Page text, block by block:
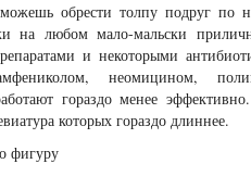
обрести толпу подруг по
на любом мало-мальски
и некоторыми
неомицином,
гораздо менее
которых гораздо длиннее.
фигуру